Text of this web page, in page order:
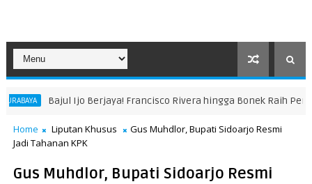
Francisco Rivera hingga Bonek Raih Penghargaan di Piala
Home Liputan Khusus
Gus Muhdlor, Bupati Sidoarjo Resmi
Jadi Tahanan KPK
Gus Muhdlor, Bupati Sidoarjo Resmi